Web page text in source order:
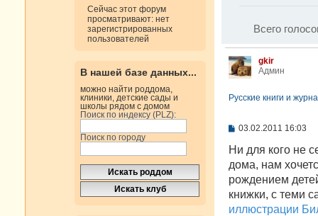
Сейчас этот форум
просматривают: нет
зарегистрированных
пользователей
В нашей базе данных...
можно найти роддома,
клиники, детские сады и
школы рядом с домом
Поиск по индексу (PLZ):
Поиск по городу
Всего
gkir
Админ
Русские книги и
С
о
щ
е
и
е
03.02.2011 16:03
Ни для кого не
дома, нам
рождением
книжки, с теми
иллюстрации